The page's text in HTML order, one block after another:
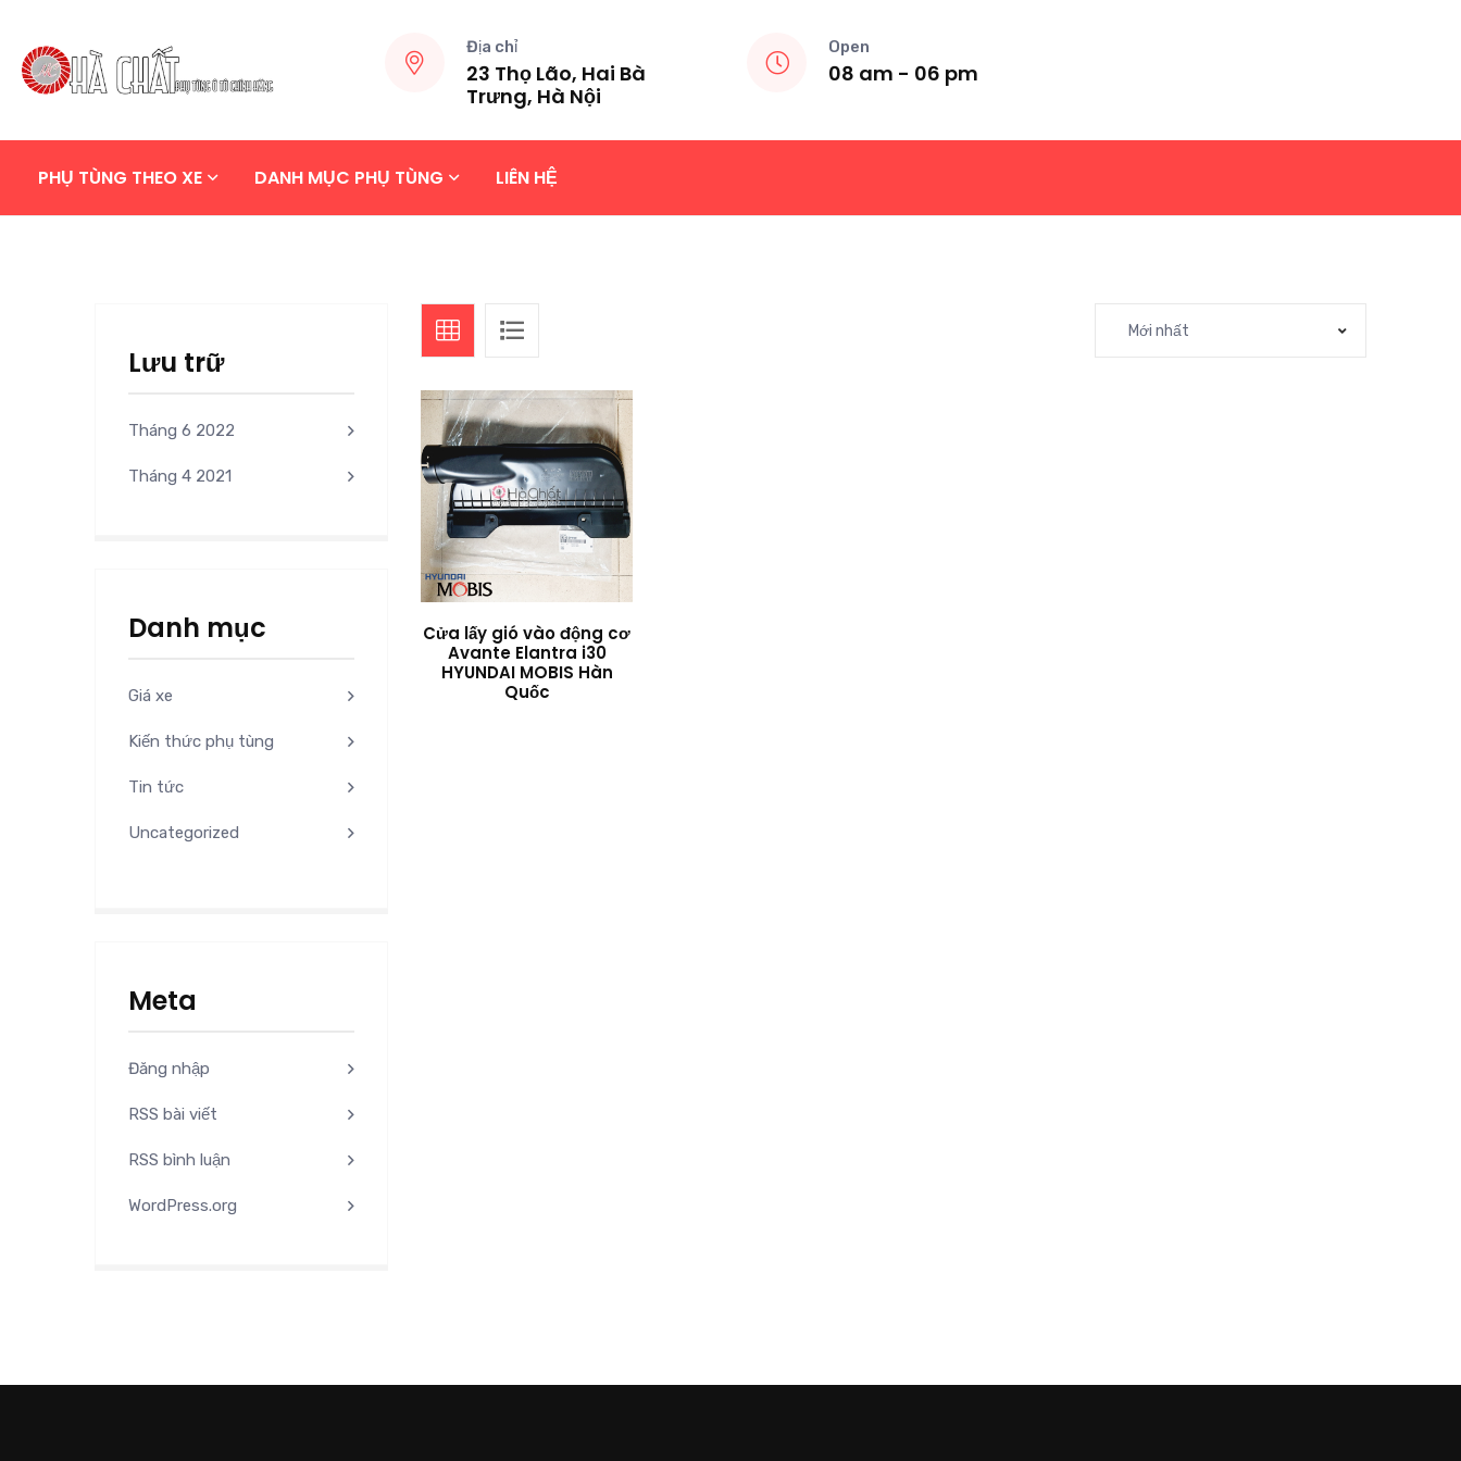
Địa chỉ
23 Thọ Lão, Hai Bà
Trưng, Hà Nội
Open
08 am - 06 pm
PHỤ TÙNG THEO XE DANH MỤC PHỤ TÙNG LIÊN HỆ
Lưu trữ
Tháng 6 2022
Tháng 4 2021
Danh mục
Giá xe
Kiến thức phụ tùng
Tin tức
Uncategorized
Meta
Đăng nhập
RSS bài viết
RSS bình luận
WordPress.org
Mới nhất
Cửa lấy gió vào động cơ
Avante Elantra i30
HYUNDAI MOBIS Hàn
Quốc